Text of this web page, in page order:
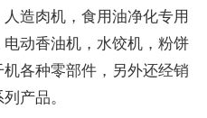
造肉机，食用油净化专用
动香油机，水饺机，粉饼
各种零部件，另外还经销
产品。